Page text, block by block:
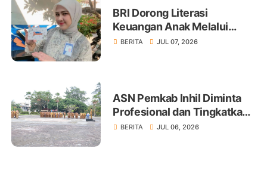
BRI Dorong Literasi
Keuangan Anak Melalui
Produk BritAma Junio
BERITA JUL 07, 2026
ASN Pemkab Inhil Diminta
Profesional dan Tingkatkan
Pelayanan Publik
BERITA JUL 06, 2026